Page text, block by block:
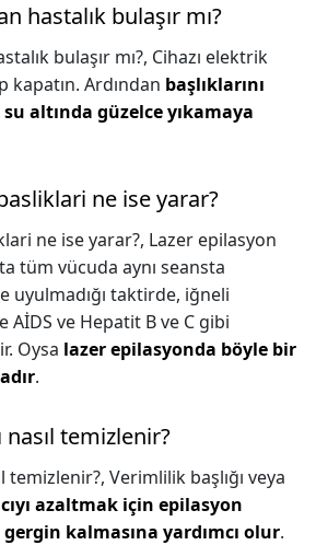
hastalık bulaşır mı?
bulaşır mı?, Cihazı elektrik
kapatın. Ardından başlıklarını
altında güzelce yıkamaya
ne ise yarar?
ne ise yarar?, Lazer epilasyon
tüm vücuda aynı seansta
uyulmadığı taktirde, iğneli
AİDS ve Hepatit B ve C gibi
Oysa lazer epilasyonda böyle bir
.
nasıl temizlenir?
temizlenir?, Verimlilik başlığı veya
azaltmak için epilasyon
kalmasına yardımcı olur.